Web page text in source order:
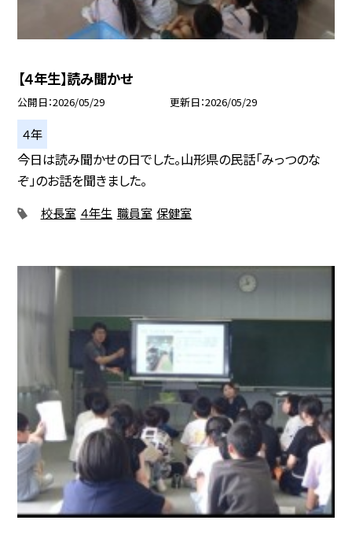
【４年生】読み聞かせ
公開日 2026/05/29 更新日 2026/05/29
４年
今日は読み聞かせの日でした。山形県の民話「みっつのな
ぞ」のお話を聞きました。
校長室 ４年生 職員室 保健室